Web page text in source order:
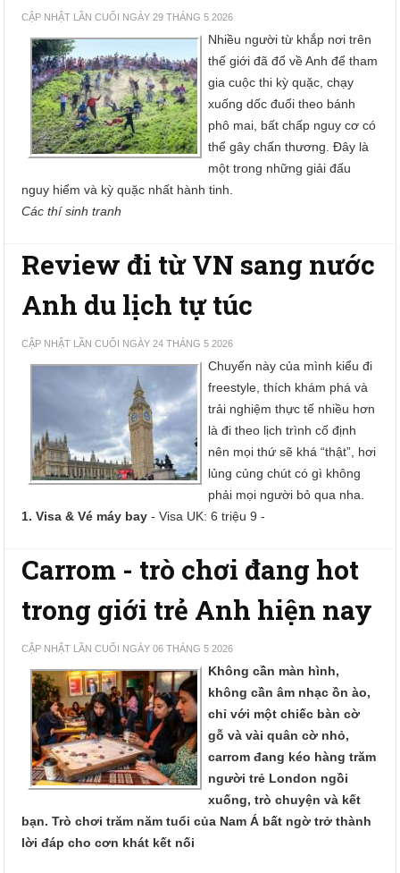
CẬP NHẬT LẦN CUỐI NGÀY 29 THÁNG 5 2026
Nhiều người từ khắp nơi trên
thế giới đã đổ về Anh để tham
gia cuộc thi kỳ quặc, chạy
xuống dốc đuổi theo bánh
phô mai, bất chấp nguy cơ có
thể gây chấn thương. Đây là
một trong những giải đấu
nguy hiểm và kỳ quặc nhất hành tinh.
Các thí sinh tranh
Review đi từ VN sang nước
Anh du lịch tự túc
CẬP NHẬT LẦN CUỐI NGÀY 24 THÁNG 5 2026
Chuyến này của mình kiểu đi
freestyle, thích khám phá và
trải nghiệm thực tế nhiều hơn
là đi theo lịch trình cố định
nên mọi thứ sẽ khá “thật”, hơi
lủng củng chút có gì không
phải mọi người bỏ qua nha.
1. Visa & Vé máy bay - Visa UK: 6 triệu 9 -
Carrom - trò chơi đang hot
trong giới trẻ Anh hiện nay
CẬP NHẬT LẦN CUỐI NGÀY 06 THÁNG 5 2026
Không cần màn hình,
không cần âm nhạc ồn ào,
chỉ với một chiếc bàn cờ
gỗ và vài quân cờ nhỏ,
carrom đang kéo hàng trăm
người trẻ London ngồi
xuống, trò chuyện và kết
bạn. Trò chơi trăm năm tuổi của Nam Á bất ngờ trở thành
lời đáp cho cơn khát kết nối